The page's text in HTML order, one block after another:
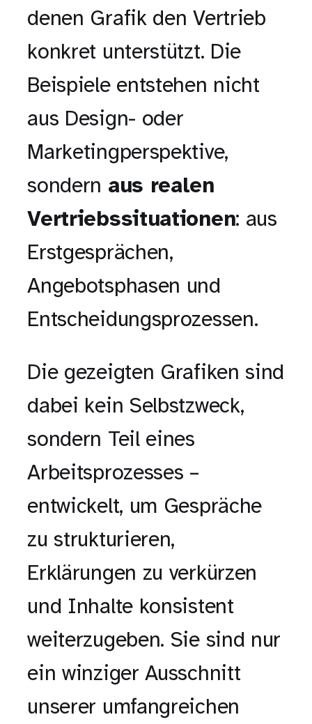
denen Grafik den Vertrieb
konkret unterstützt. Die
Beispiele entstehen nicht
aus Design- oder
Marketingperspektive,
sondern aus realen
Vertriebssituationen: aus
Erstgesprächen,
Angebotsphasen und
Entscheidungsprozessen.
Die gezeigten Grafiken sind
dabei kein Selbstzweck,
sondern Teil eines
Arbeitsprozesses –
entwickelt, um Gespräche
zu strukturieren,
Erklärungen zu verkürzen
und Inhalte konsistent
weiterzugeben. Sie sind nur
ein winziger Ausschnitt
unserer umfangreichen